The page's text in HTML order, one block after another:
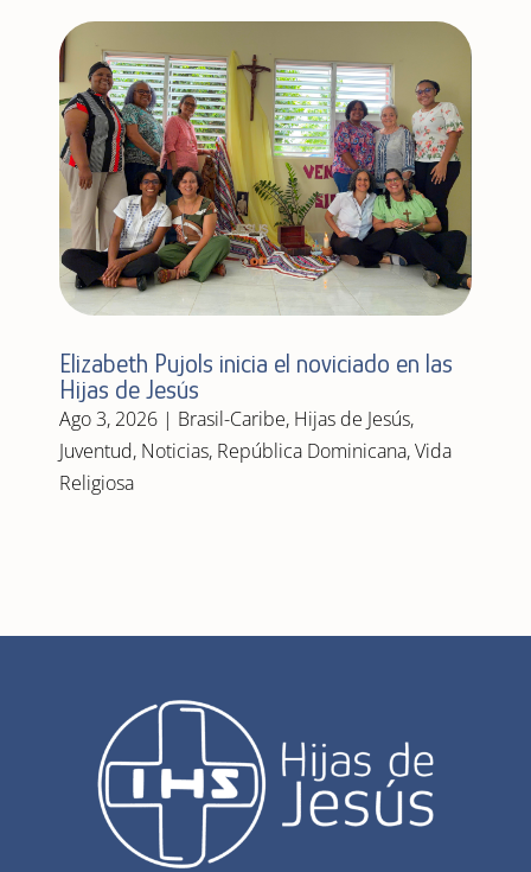
Elizabeth Pujols inicia el noviciado en las
Hijas de Jesús
Ago 3, 2026| Brasil-Caribe, Hijas de Jesús,
Juventud, Noticias, República Dominicana,Vida
Religiosa